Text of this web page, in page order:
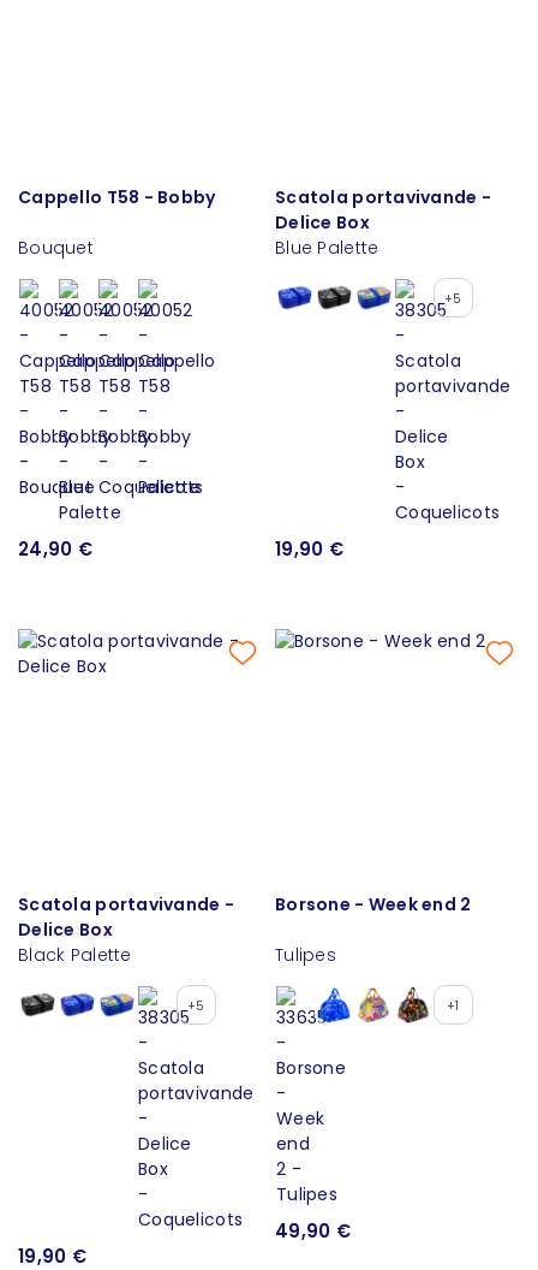
Cappello T58 - Bobby
Bouquet
24,90 €
Scatola portavivande -
Delice Box
Blue Palette
+5
19,90 €
Scatola portavivande -
Delice Box
Black Palette
+5
19,90 €
Borsone - Week end 2
Tulipes
+1
49,90 €